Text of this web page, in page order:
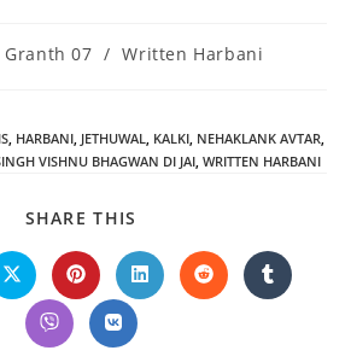
07 / Written Harbani
, HARBANI, JETHUWAL, KALKI, NEHAKLANK AVTAR,
VISHNU BHAGWAN DI JAI, WRITTEN HARBANI
SHARE THIS
CONTENT
Opens
in
new
window
Opens
in
new
window
Opens
in
Opens
in
Opens
in
Opens
in
Opens
in